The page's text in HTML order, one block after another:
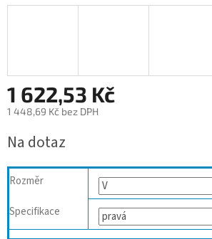
1 622,53 Kč
1 448,69 Kč bez DPH
cena:
Na dotaz
Rozměr
Specifikace